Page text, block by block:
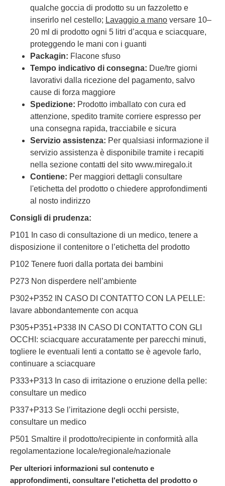
qualche goccia di prodotto su un fazzoletto e
inserirlo nel cestello; Lavaggio a mano versare 10–
20 ml di prodotto ogni 5 litri d’acqua e sciacquare,
proteggendo le mani con i guanti
Packagin: Flacone sfuso
Tempo indicativo di consegna: Due/tre giorni
lavorativi dalla ricezione del pagamento, salvo
cause di forza maggiore
Spedizione: Prodotto imballato con cura ed
attenzione, spedito tramite corriere espresso per
una consegna rapida, tracciabile e sicura
Servizio assistenza: Per qualsiasi informazione il
servizio assistenza è disponibile tramite i recapiti
nella sezione contatti del sito www.miregalo.it
Contiene: Per maggiori dettagli consultare
l'etichetta del prodotto o chiedere approfondimenti
al nosto indirizzo
Consigli di prudenza:
P101 In caso di consultazione di un medico, tenere a
disposizione il contenitore o l’etichetta del prodotto
P102 Tenere fuori dalla portata dei bambini
P273 Non disperdere nell’ambiente
P302+P352 IN CASO DI CONTATTO CON LA PELLE:
lavare abbondantemente con acqua
P305+P351+P338 IN CASO DI CONTATTO CON GLI
OCCHI: sciacquare accuratamente per parecchi minuti,
togliere le eventuali lenti a contatto se è agevole farlo,
continuare a sciacquare
P333+P313 In caso di irritazione o eruzione della pelle:
consultare un medico
P337+P313 Se l’irritazione degli occhi persiste,
consultare un medico
P501 Smaltire il prodotto/recipiente in conformità alla
regolamentazione locale/regionale/nazionale
Per ulteriori informazioni sul contenuto e
approfondimenti, consultare l'etichetta del prodotto o